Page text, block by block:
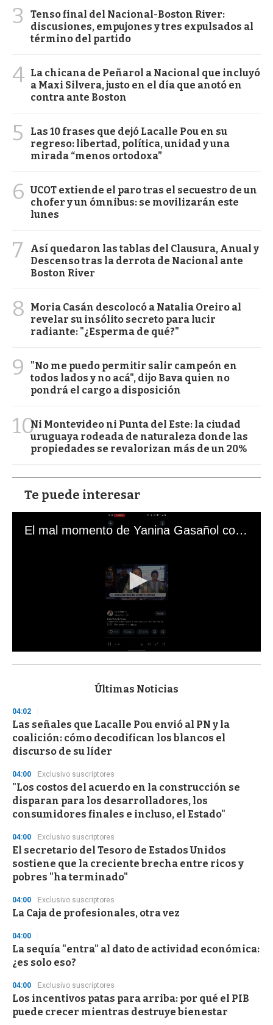
3
Tenso final del Nacional-Boston River:
discusiones, empujones y tres expulsados al
término del partido
4 La chicana de Peñarol a Nacional que incluyó
a Maxi Silvera, justo en el día que anotó en
contra ante Boston
5
Las 10 frases que dejó Lacalle Pou en su
regreso: libertad, política, unidad y una
mirada “menos ortodoxa”
6 UCOT extiende el paro tras el secuestro de un
chofer y un ómnibus: se movilizarán este
lunes
7
Así quedaron las tablas del Clausura, Anual y
Descenso tras la derrota de Nacional ante
Boston River
8
Moria Casán descolocó a Natalia Oreiro al
revelar su insólito secreto para lucir
radiante: "¿Esperma de qué?"
9
"No me puedo permitir salir campeón en
todos lados y no acá", dijo Bava quien no
pondrá el cargo a disposición
10Ni Montevideo ni Punta del Este: la ciudad
uruguaya rodeada de naturaleza donde las
propiedades se revalorizan más de un 20%
Te puede interesar
El mal momento de Yanina Gasañol con un hincha argentino en "Subrayado"
s
d
s
o
f
3
s
e
o
n
Últimas Noticias
04:02
Las señales que Lacalle Pou envió al PN y la
coalición: cómo decodifican los blancos el
discurso de su líder
04:00 Exclusivo suscriptores
"Los costos del acuerdo en la construcción se
disparan para los desarrolladores, los
consumidores finales e incluso, el Estado"
04:00 Exclusivo suscriptores
El secretario del Tesoro de Estados Unidos
sostiene que la creciente brecha entre ricos y
pobres "ha terminado"
04:00 Exclusivo suscriptores
La Caja de profesionales, otra vez
04:00
La sequía "entra" al dato de actividad económica:
¿es solo eso?
04:00 Exclusivo suscriptores
Los incentivos patas para arriba: por qué el PIB
puede crecer mientras destruye bienestar